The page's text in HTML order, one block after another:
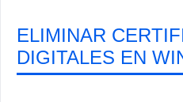
ELIMINAR
DIGITALES EN